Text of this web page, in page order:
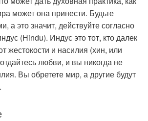
может она принести. Будьте
а это значит, действуйте согласно
(Hindu). Индус это тот, кто далек
жестокости и насилия (хин, или
любви, и вы никогда не
Вы обретете мир, а другие будут